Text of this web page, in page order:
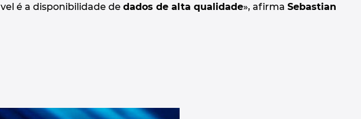
é a disponibilidade de dados de alta qualidade», afirma Sebastian